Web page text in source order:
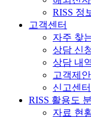
RISS 정
고객센터
자주 찾
상담 신
상담 내
고객제안
신고센터
RISS 활용도
자료 현